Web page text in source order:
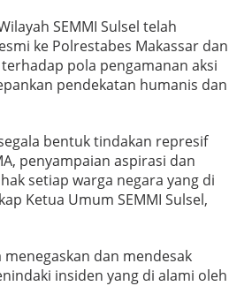
SEMMI Sulsel telah
ke Polrestabes Makassar dan
pola pengamanan aksi
pendekatan humanis dan
bentuk tindakan represif
penyampaian aspirasi dan
setiap warga negara yang di
Ketua Umum SEMMI Sulsel,
menegaskan dan mendesak
insiden yang di alami oleh